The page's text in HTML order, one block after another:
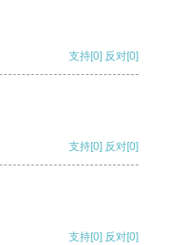
支持[0] 反对[0]
支持[0] 反对[0]
支持[0] 反对[0]